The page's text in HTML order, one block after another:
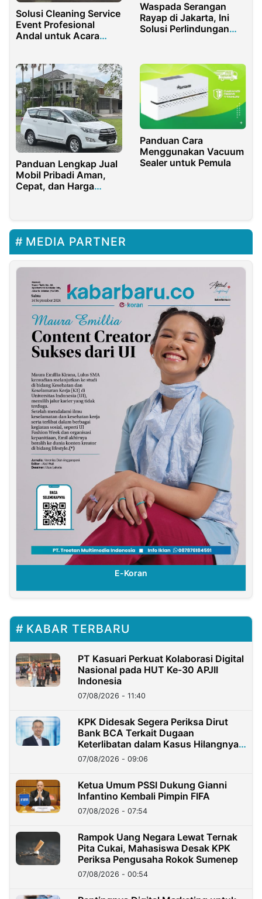
Solusi Cleaning Service
Event Profesional
Andal untuk Acara
Waspada Serangan
Rayap di Jakarta, Ini
Solusi Perlindungan
Panduan Lengkap Jual
Mobil Pribadi Aman,
Cepat, dan Harga
Panduan Cara
Menggunakan Vacuum
Sealer untuk Pemula
MEDIA PARTNER
E-Koran
KABAR TERBARU
PT Kasuari Perkuat Kolaborasi Digital
Nasional pada HUT Ke-30 APJII
Indonesia
07/08/2026 - 11:40
KPK Didesak Segera Periksa Dirut
Bank BCA Terkait Dugaan
Keterlibatan dalam Kasus Hilangnya
Dana Nasabah Rp2,58 Miliar
07/08/2026 - 09:06
Ketua Umum PSSI Dukung Gianni
Infantino Kembali Pimpin FIFA
07/08/2026 - 07:54
Rampok Uang Negara Lewat Ternak
Pita Cukai, Mahasiswa Desak KPK
Periksa Pengusaha Rokok Sumenep
07/08/2026 - 00:54